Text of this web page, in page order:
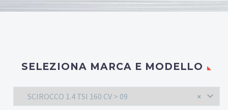
SELEZIONA MARCA E MODELLO
×
SCIROCCO 1.4 TSI 160 CV > 09